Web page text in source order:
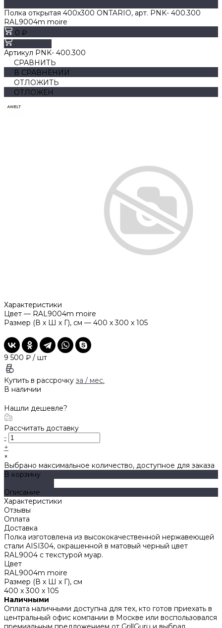
Полка открытая 400х300 ONTARIO, арт. PNK- 400.300
RAL9004m moire
0 ₽
Артикул PNK- 400.300
СРАВНИТЬ
В СРАВНЕНИИ
ОТЛОЖИТЬ
ОТЛОЖЕН
Характеристики
Цвет — RAL9004m moire
Размер (В х Ш х Г), см — 400 x 300 x 105
9 500 ₽ / шт
Купить в рассрочку за / мес.
В наличии
Нашли дешевле?
Рассчитать доставку
-
+
×
Выбрано максимальное количество, доступное для заказа
В корзину
Описание
Характеристики
Отзывы
Оплата
Доставка
Полка изготовлена из высококачественной нержавеющей
стали AISI304, окрашенной в матовый черный цвет
RAL9004 с текстурой муар.
Цвет
RAL9004m moire
Размер (В х Ш х Г), см
400 x 300 x 105
Наличными
Оплата наличными доступна для тех, кто готов приехать в
центральный офис компании в Москве или воспользовался